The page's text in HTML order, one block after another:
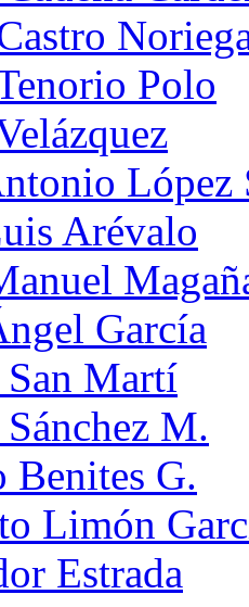
Polo
López
Arévalo
García
Martí
M.
Benites G.
Limón
Estrada